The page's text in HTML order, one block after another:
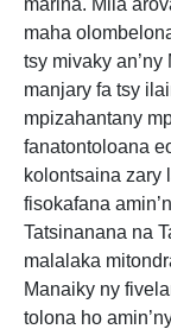
marina. Mila
maha
tsy mivaky
manjary fa tsy
mpizahantany
fanatontoloana
kolontsaina zary
fisokafana
Tatsinanana na
malalaka
Manaiky ny
tolona ho